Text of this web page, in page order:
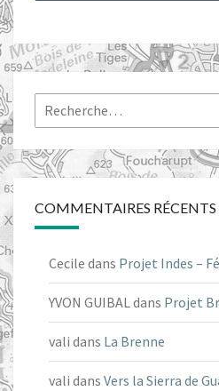
Rechercher :
COMMENTAIRES RÉCENTS
Cecile dans Projet Indes –
YVON GUIBALdans Projet
vali dans La Brenne
vali dans Vers la Sierra de